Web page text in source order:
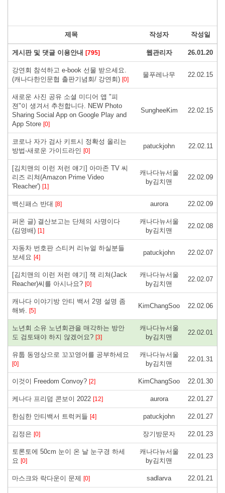
제목 작성자 작성일
게시판 및 댓글 이용안내 [795] 웹관리자 26.01.20
강연회 참석하고 e-book 선물 받으세요.
(캐나다한인문협 출판기념회/ 강연회) [0]
물푸레나무 22.02.15
새로운 사진 공유 소셜 미디어 앱 "피
젼"이 생겨서 추천합니다. NEW Photo
Sharing Social App on Google Play and
App Store [0]
SungheeKim 22.02.15
코로나 자가 검사 키트시 정확성 올리는
방법-새로운 가이드라인 [0]
patuckjohn 22.02.11
[김치맨의 이런 저런 얘기] 아마존 TV 씨
리즈 리쳐(Amazon Prime Video
'Reacher') [1]
캐나다뉴서울
by김치맨
22.02.09
백신패스 반대 [8] aurora 22.02.09
퍼온 글) 결산보고는 단체의 사명이다
(김영배) [1]
캐나다뉴서울
by김치맨
22.02.08
자동차 번호판 스티커 리뉴얼 하실분들
보세요 [4]
patuckjohn 22.02.07
[김치맨의 이런 저런 얘기] 잭 리쳐(Jack
Reacher)씨를 아시나요? [0]
캐나다뉴서울
by김치맨
22.02.07
캐나다 이야기방 안티 백서 2명 설명 좀
해봐. [5]
KimChangSoo 22.02.06
노년회 소유 노년회관을 매각하는 방안
도 검토돼야 하지 않겠어요? [3]
캐나다뉴서울
by김치맨
22.02.01
유툽 동영상으로 꼬꼬영어를 공부하세요
[0]
캐나다뉴서울
by김치맨
22.01.31
이것이 Freedom Convoy? [2] KimChangSoo 22.01.30
케나다 프리덤 콘보이 2022 [12] aurora 22.01.27
한심한 안티백서 트럭커들 [4] patuckjohn 22.01.27
김정은 [0] 장기방문자 22.01.23
토론토에 50cm 눈이 온 날 눈구경 하세
요 [0]
캐나다뉴서울
by김치맨
22.01.23
마스크와 락다운이 문제 [0] sadlarva 22.01.21